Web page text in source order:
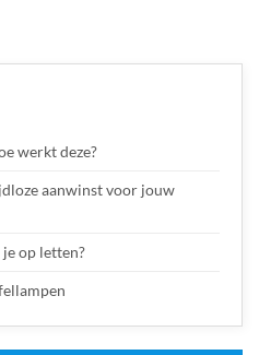
werkt deze?
aanwinst voor jouw
op letten?